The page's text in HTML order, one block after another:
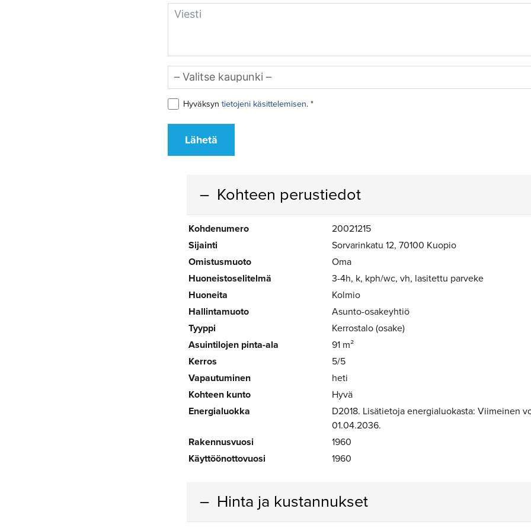
Hyväksyn tietojeni käsittelemisen. *
Lähetä
Kohteen perustiedot
Kohdenumero
20021215
Sijainti
Sorvarinkatu 12, 70100 Kuopio
Omistusmuoto
Oma
Huoneistoselitelmä
3-4h, k, kph/wc, vh, lasitettu parveke
Huoneita
Kolmio
Hallintamuoto
Asunto-osakeyhtiö
Tyyppi
Kerrostalo (osake)
Asuintilojen pinta-ala
91 m²
Kerros
5/5
Vapautuminen
heti
Kohteen kunto
Hyvä
Energialuokka
D2018. Lisätietoja energialuokasta: Viimeinen
01.04.2036.
Rakennusvuosi
1960
Käyttöönottovuosi
1960
Hinta ja kustannukset